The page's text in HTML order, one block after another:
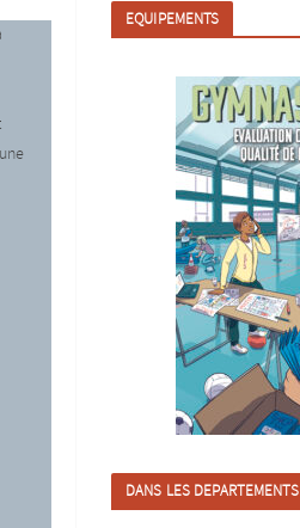
EQUIPEMENTS
DANS LES DEPARTEMENTS